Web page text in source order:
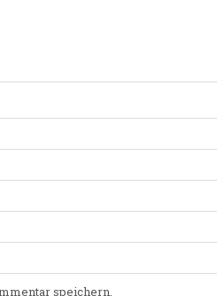
speichern.